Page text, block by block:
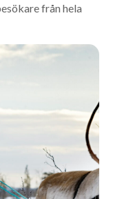
från hela